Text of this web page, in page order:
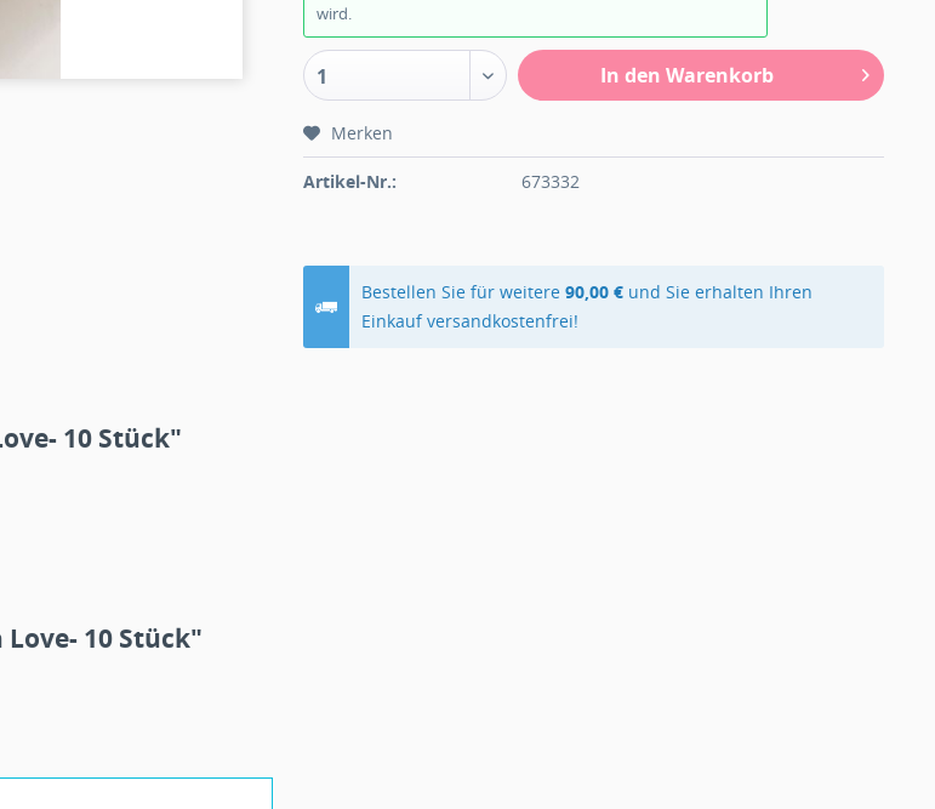
wird.
1 In den Warenkorb
Merken
Artikel-Nr.: 673332
Bestellen Sie für weitere90,00 € und Sie erhalten Ihren
Einkauf versandkostenfrei!
10 Stück"
10 Stück"